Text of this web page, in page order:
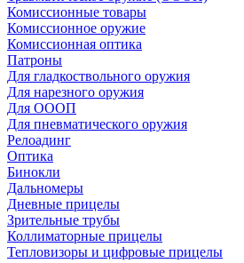
Комиссионные товары
Комиссионное оружие
Комиссионная оптика
Патроны
Для гладкоствольного оружия
Для нарезного оружия
Для ОООП
Для пневматического оружия
Релоадинг
Оптика
Бинокли
Дальномеры
Дневные прицелы
Зрительные трубы
Коллиматорные прицелы
Тепловизоры и цифровые прицелы